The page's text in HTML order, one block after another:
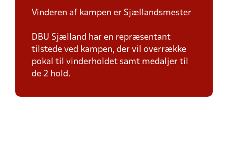
Vinderen af kampen er Sjællandsmester
DBU Sjælland har en repræsentant
tilstede ved kampen, der vil overrække
pokal til vinderholdet samt medaljer til
de 2 hold.